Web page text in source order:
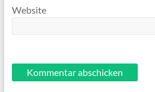
Website